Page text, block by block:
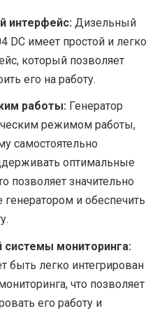
интерфейс: Дизельный
DC имеет простой и легко
который позволяет
его на работу.
работы: Генератор
режимом работы,
самостоятельно
оптимальные
позволяет значительно
генератором и обеспечить
мониторинга:
быть легко интегрирован
что позволяет
его работу и